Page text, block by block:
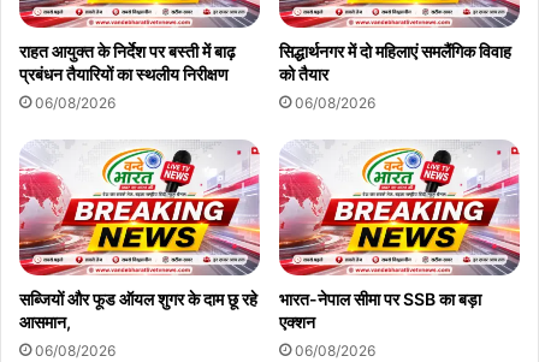
राहत आयुक्त के निर्देश पर बस्ती में बाढ़
प्रबंधन तैयारियों का स्थलीय निरीक्षण
06/08/2026
सिद्धार्थनगर में दो महिलाएं समलैंगिक विवाह
को तैयार
06/08/2026
सब्जियों और फूड ऑयल शुगर के दाम छू रहे
आसमान,
06/08/2026
भारत-नेपाल सीमा पर SSB का बड़ा
एक्शन
06/08/2026